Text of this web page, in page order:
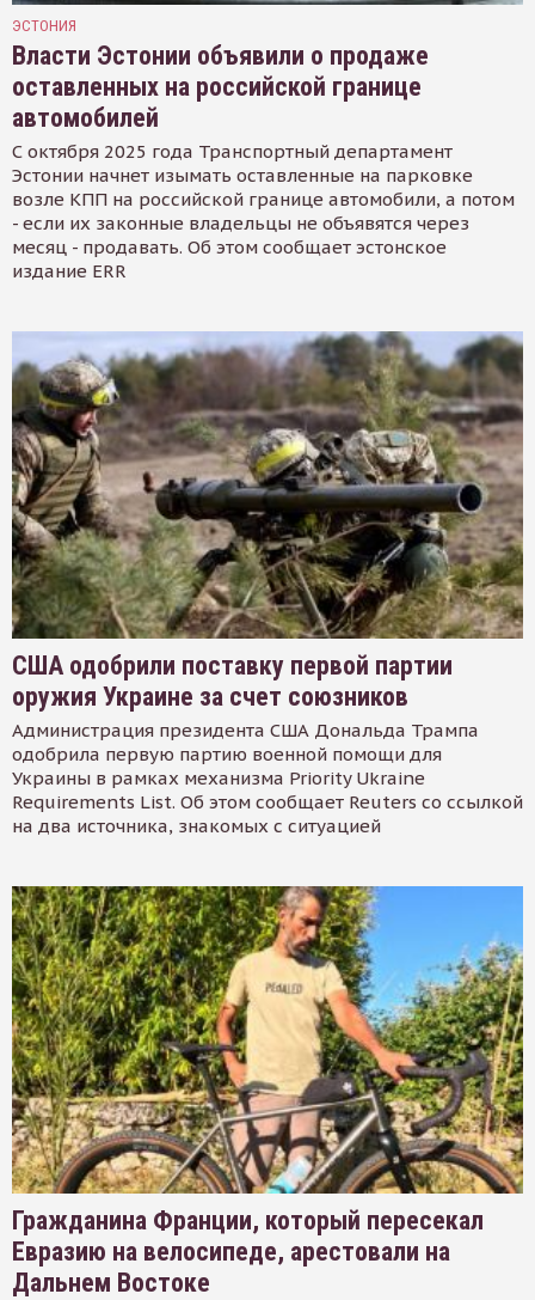
ЭСТОНИЯ
Власти Эстонии объявили о продаже
оставленных на российской границе
автомобилей
С октября 2025 года Транспортный департамент
Эстонии начнет изымать оставленные на парковке
возле КПП на российской границе автомобили, а потом
- если их законные владельцы не объявятся через
месяц - продавать. Об этом сообщает эстонское
издание ERR
США одобрили поставку первой партии
оружия Украине за счет союзников
Администрация президента США Дональда Трампа
одобрила первую партию военной помощи для
Украины в рамках механизма Priority Ukraine
Requirements List. Об этом сообщает Reuters со ссылкой
на два источника, знакомых с ситуацией
Гражданина Франции, который пересекал
Евразию на велосипеде, арестовали на
Дальнем Востоке